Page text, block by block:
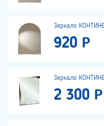
Зеркало
920 Р
Зеркало
2 300 Р